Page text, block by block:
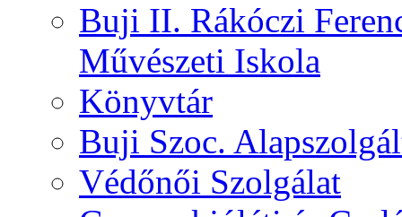
Buji II. Rákóczi
Művészeti Iskola
Könyvtár
Buji Szoc.
Védőnői Szolgálat